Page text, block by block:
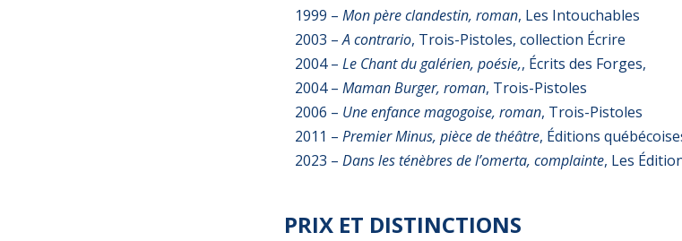
1999 – Mon père clandestin, roman, Les Intouchables
2003 –A contrario, Trois-Pistoles, collection Écrire
2004 – Le Chant du galérien, poésie,, Écrits des Forges,
2004 – Maman Burger, roman, Trois-Pistoles
2006 – Une enfance magogoise, roman, Trois-Pistoles
2011 – Premier Minus, pièce de théâtre, Éditions
2023 – Dans les ténèbres de l’omerta, complainte, Les
PRIX ET DISTINCTIONS